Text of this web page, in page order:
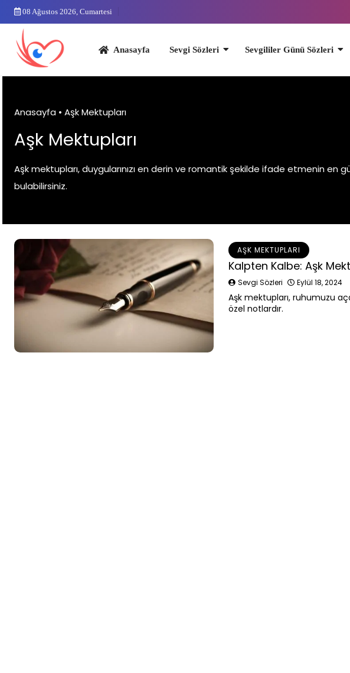
Skip
content
08 Ağustos 2026, Cumartesi
Anasayfa Sevgi Sözleri Sevgililer Günü Sözleri
Anasayfa • Aşk Mektupları
Aşk Mektupları
Aşk mektupları, duygularınızı en derin ve romantik şekilde ifade etmenin en
bulabilirsiniz.
AŞK MEKTUPLARI
Kalpten Kalbe: Aşk
Sevgi Sözleri Eylül 18, 2024
Aşk mektupları, ruhumuzu
özel notlardır.